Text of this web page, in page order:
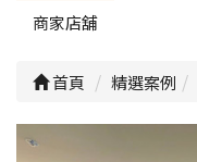
商家店舖
首頁 精選案例